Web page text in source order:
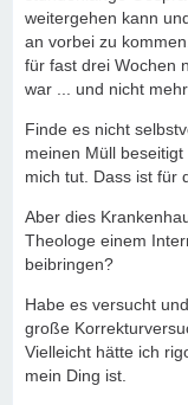
weitergehen kann
an vorbei zu
für fast drei Wochen
war ... und nicht
Finde es nicht
meinen Müll
mich tut. Dass ist für
Aber dies
Theologe einem
beibringen?
Habe es versucht
große
Vielleicht hätte ich
mein Ding ist.